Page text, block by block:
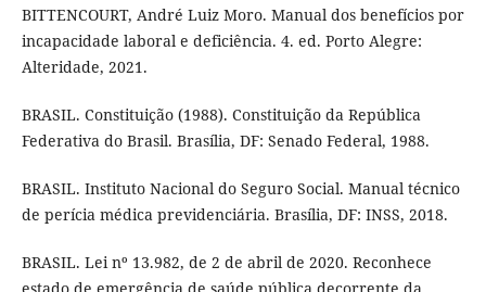
BITTENCOURT, André Luiz Moro. Manual dos benefícios por
incapacidade laboral e deficiência. 4. ed. Porto Alegre:
Alteridade, 2021.
BRASIL. Constituição (1988). Constituição da República
Federativa do Brasil. Brasília, DF: Senado Federal, 1988.
BRASIL. Instituto Nacional do Seguro Social. Manual técnico
de perícia médica previdenciária. Brasília, DF: INSS, 2018.
BRASIL. Lei nº 13.982, de 2 de abril de 2020. Reconhece